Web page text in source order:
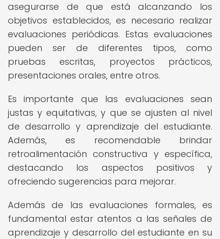
asegurarse de que está alcanzando los
objetivos establecidos, es necesario realizar
evaluaciones periódicas. Estas evaluaciones
pueden ser de diferentes tipos, como
pruebas escritas, proyectos prácticos,
presentaciones orales, entre otros.
Es importante que las evaluaciones sean
justas y equitativas, y que se ajusten al nivel
de desarrollo y aprendizaje del estudiante.
Además, es recomendable brindar
retroalimentación constructiva y específica,
destacando los aspectos positivos y
ofreciendo sugerencias para mejorar.
Además de las evaluaciones formales, es
fundamental estar atentos a las señales de
aprendizaje y desarrollo del estudiante en su